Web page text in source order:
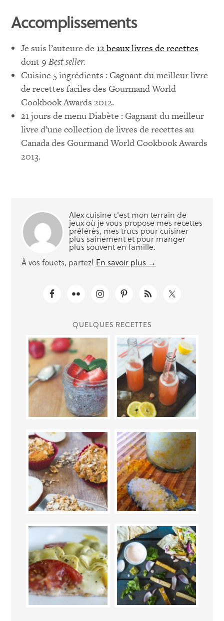
Accomplissements
Je suis l’auteure de 12 beaux livres de recettes
dont 9 Best seller.
Cuisine 5 ingrédients : Gagnant du meilleur livre
de recettes faciles des GourmandWorld
CookbookAwards 2012.
21 jours de menu Diabète : Gagnant du meilleur
livre d’une collection de livres de recettes au
Canada des GourmandWorld CookbookAwards
2013.
Alex cuisine c'est mon terrain de
jeux où je vous propose mes recettes
préférés, mes trucs pour cuisiner
plus sainement et pour manger
plus souvent en famille.
À vos fouets, partez! En savoir plus →
QUELQUES RECETTES